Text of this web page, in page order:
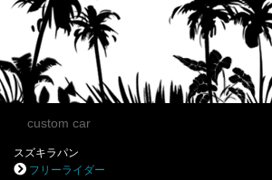
custom car
スズキラパン
フリーライダー